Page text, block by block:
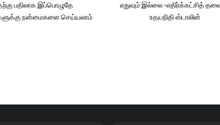
பதிலாக இப்பொழுதே
நன்மைகளை செய்யலாம்
எதுவும் இல்லை -எதிர்க்கட்சித்
உதயநிதி ஸ்டாலின்